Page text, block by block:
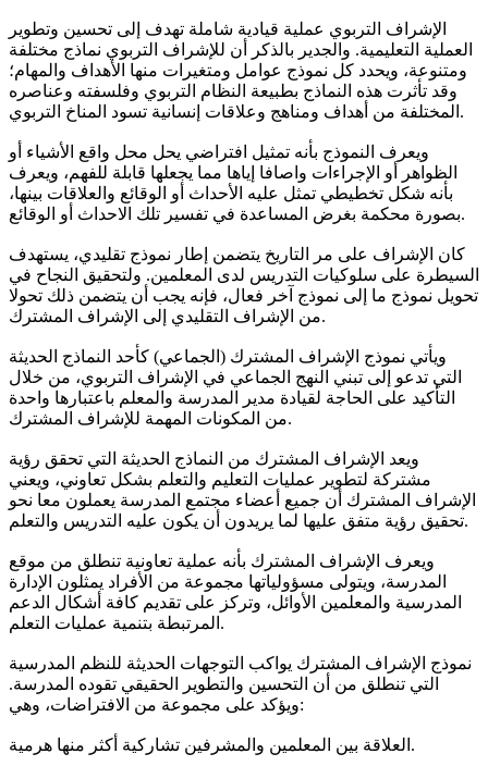
الإشراف التربوي عملية قيادية شاملة تهدف إلى تحسين وتطوير
العملية التعليمية. والجدير بالذكر أن للإشراف التربوي نماذج مختلفة
ومتنوعة، ويحدد كل نموذج عوامل ومتغيرات منها الأهداف والمهام؛
وقد تأثرت هذه النماذج بطبيعة النظام التربوي وفلسفته وعناصره
المختلفة من أهداف ومناهج وعلاقات إنسانية تسود المناخ التربوي.
ويعرف النموذج بأنه تمثيل افتراضي يحل محل واقع الأشياء أو
الظواهر أو الإجراءات واصافا إياها مما يجعلها قابلة للفهم، ويعرف
بأنه شكل تخطيطي تمثل عليه الأحداث أو الوقائع والعلاقات بينها،
بصورة محكمة بغرض المساعدة في تفسير تلك الاحداث أو الوقائع.
كان الإشراف على مر التاريخ يتضمن إطار نموذج تقليدي، يستهدف
السيطرة على سلوكيات التدريس لدى المعلمين. ولتحقيق النجاح في
تحويل نموذج ما إلى نموذج آخر فعال، فإنه يجب أن يتضمن ذلك تحولا
من الإشراف التقليدي إلى الإشراف المشترك.
ويأتي نموذج الإشراف المشترك (الجماعي) كأحد النماذج الحديثة
التي تدعو إلى تبني النهج الجماعي في الإشراف التربوي، من خلال
التأكيد على الحاجة لقيادة مدير المدرسة والمعلم باعتبارها واحدة
من المكونات المهمة للإشراف المشترك.
ويعد الإشراف المشترك من النماذج الحديثة التي تحقق رؤية
مشتركة لتطوير عمليات التعليم والتعلم بشكل تعاوني، ويعني
الإشراف المشترك أن جميع أعضاء مجتمع المدرسة يعملون معا نحو
تحقيق رؤية متفق عليها لما يريدون أن يكون عليه التدريس والتعلم.
ويعرف الإشراف المشترك بأنه عملية تعاونية تنطلق من موقع
المدرسة، ويتولى مسؤولياتها مجموعة من الأفراد يمثلون الإدارة
المدرسية والمعلمين الأوائل، وتركز على تقديم كافة أشكال الدعم
المرتبطة بتنمية عمليات التعلم.
نموذج الإشراف المشترك يواكب التوجهات الحديثة للنظم المدرسية
التي تنطلق من أن التحسين والتطوير الحقيقي تقوده المدرسة.
ويؤكد على مجموعة من الافتراضات، وهي:
العلاقة بين المعلمين والمشرفين تشاركية أكثر منها هرمية.